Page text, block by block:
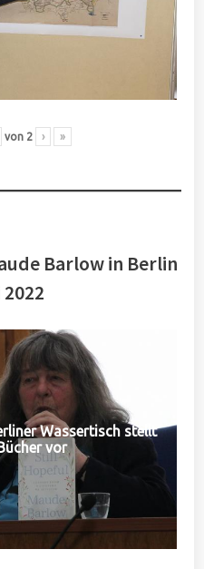
von 2 › »
Barlow in Berlin
2022
Wassertisch stellt
vor